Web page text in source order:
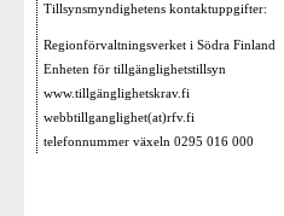
Tillsynsmyndighetens kontaktuppgifter:
Regionförvaltningsverket i Södra Finland
Enheten för tillgänglighetstillsyn
www.tillgänglighetskrav.fi
webbtillganglighet(at)rfv.fi
telefonnummer växeln 0295 016 000